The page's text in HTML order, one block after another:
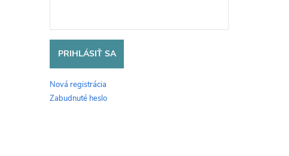
PRIHLÁSIŤ SA
Nová registrácia
Zabudnuté heslo